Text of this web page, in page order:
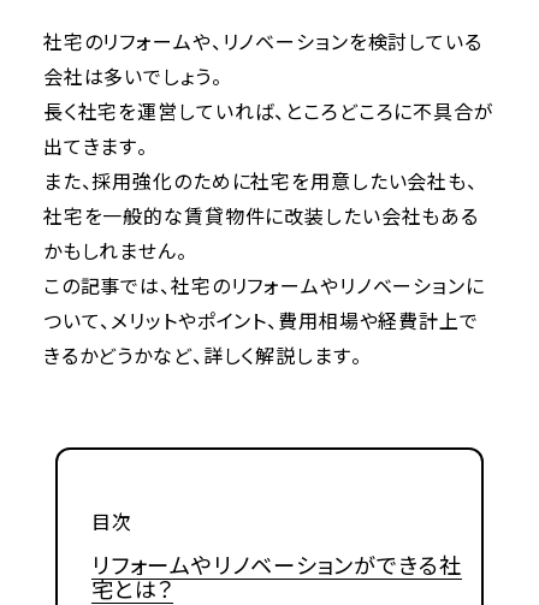
社宅のリフォームや、リノベーションを検討している
会社は多いでしょう。
長く社宅を運営していれば、ところどころに不具合が
出てきます。
また、採用強化のために社宅を用意したい会社も、
社宅を一般的な賃貸物件に改装したい会社もある
かもしれません。
この記事では、社宅のリフォームやリノベーションに
ついて、メリットやポイント、費用相場や経費計上で
きるかどうかなど、詳しく解説します。
目次
リフォームやリノベーションができる社
宅とは？